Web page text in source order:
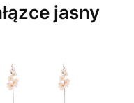
jasny